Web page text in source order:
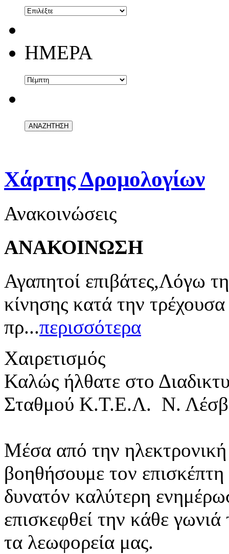
ΗΜΕΡΑ
Χάρτης Δρομολογίων
Ανακοινώσεις
ΑΝΑΚΟΙΝΩΣΗ
Αγαπητοί επιβάτες,Λόγω
κίνησης κατά την
πρ...περισσότερα
Χαιρετισμός
Καλώς ήλθατε στο
Σταθμού Κ.Τ.Ε.Λ. Ν.
Μέσα από την ηλεκτρονική
βοηθήσουμε τον
δυνατόν καλύτερη
επισκεφθεί την κάθε
τα λεωφορεία μας.